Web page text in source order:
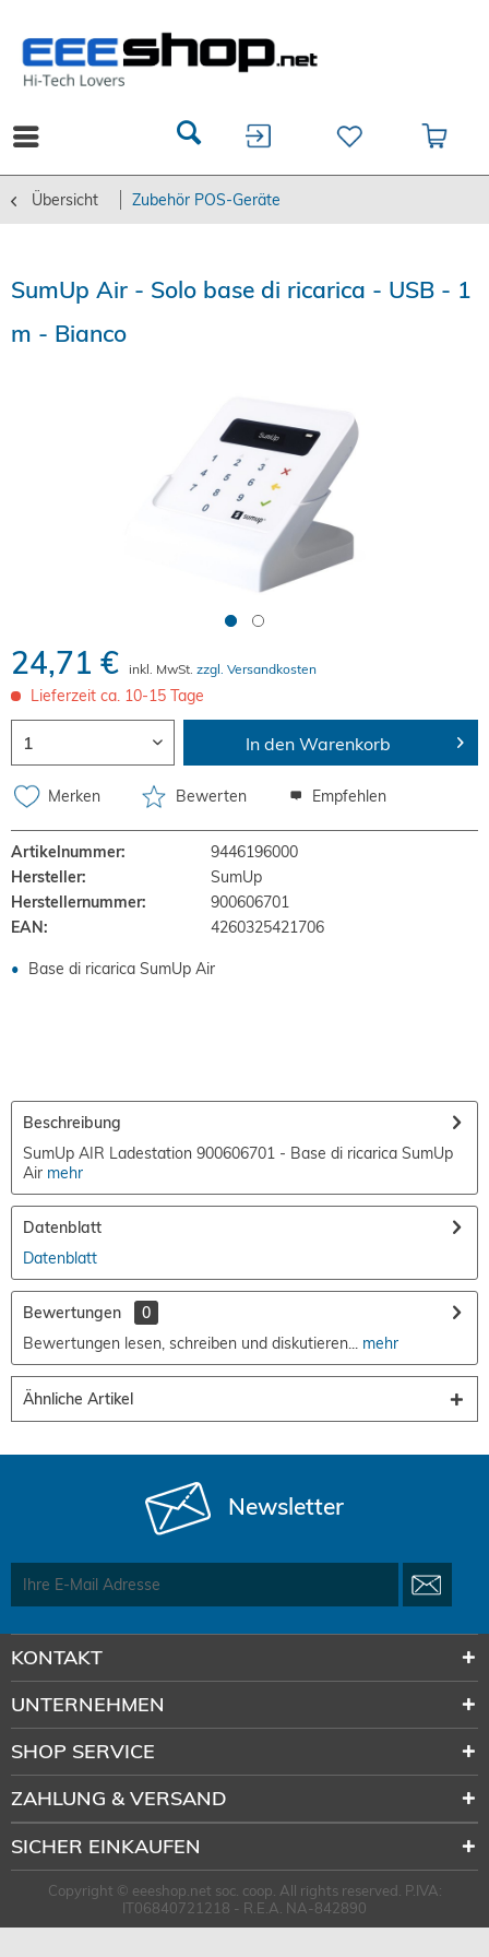
Übersicht Zubehör POS-Geräte
SumUp Air - Solo base di ricarica - USB - 1
m - Bianco
24,71 € inkl. MwSt. zzgl. Versandkosten
Lieferzeit ca. 10-15 Tage
In den Warenkorb
Merken Bewerten Empfehlen
Artikelnummer:
9446196000
Hersteller:
SumUp
Herstellernummer:
900606701
EAN:
4260325421706
Base di ricarica SumUp Air
Beschreibung
SumUp AIR Ladestation 900606701 - Base di ricarica SumUp
Air mehr
Datenblatt
Datenblatt
Bewertungen
0
Bewertungen lesen, schreiben und diskutieren... mehr
Ähnliche Artikel
Newsletter
KONTAKT
UNTERNEHMEN
SHOP SERVICE
ZAHLUNG & VERSAND
SICHER EINKAUFEN
Copyright © eeeshop.net soc. coop. All rights reserved. P.IVA:
IT06840721218 - R.E.A. NA-842890